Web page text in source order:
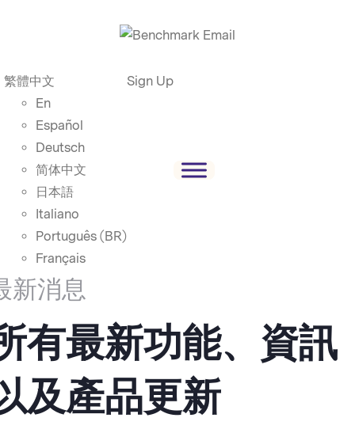
繁體中文
En
Español
Deutsch
简体中文
日本語
Italiano
Português (BR)
Français
Sign Up
新消息
有最新功能、資訊
及產品更新